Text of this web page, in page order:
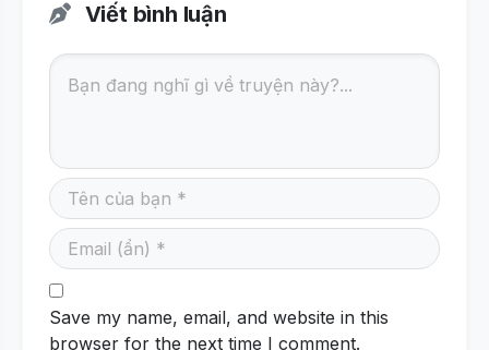
Viết bình luận
Save my name, email, and website in this
browser for the next time I comment.